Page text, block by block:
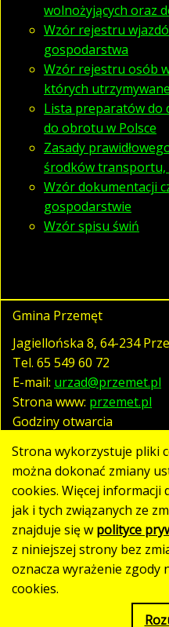
wolnożyjących oraz
Wzór rejestru
gospodarstwa
Wzór rejestru osób
których
Lista preparatów do
do obrotu w Polsce
Zasady
środków transportu,
Wzór dokumentacji
gospodarstwie
Wzór spisu świń
Gmina Przemęt
Jagiellońska 8, 64-234
Tel. 65 549 60 72
E-mail: urzad@przemet.pl
Strona www: przemet.pl
Godziny otwarcia
pn. - pt. 07:30 - 15:30
Polityka prywatności
Klauzula RODO
Deklaracja dostępności
Mapa strony
Strona utworzona
Strona wykorzystuje pliki
można dokonać zmiany
cookies. Więcej informacji
jak i tych związanych ze
znajduje się w polityce
z niniejszej strony bez
oznacza wyrażenie zgody
cookies.